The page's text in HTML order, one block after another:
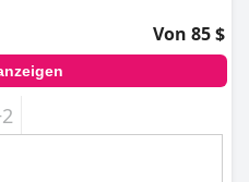
Von 85 $